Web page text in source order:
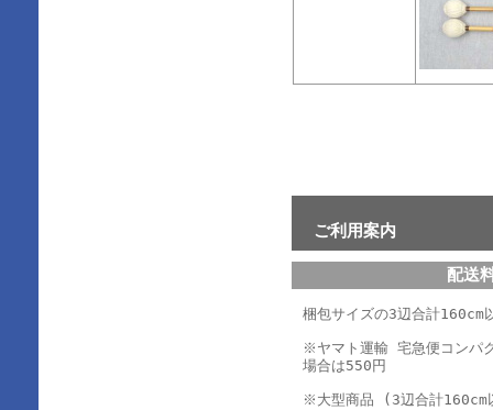
ご利用案内
配送
梱包サイズの3辺合計
※ヤマト運輸 宅急便コンパ
場合は550円
※大型商品 (3辺合計160cm